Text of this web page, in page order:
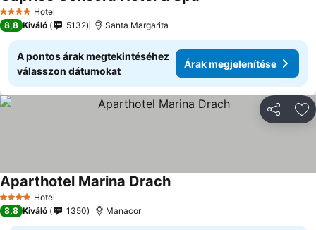
4 KategóriaHotel
8,8 Kiváló 5132 Santa Margarita
A pontos árak megtekintéséhez
válasszon dátumokat
Árak megjelenítése
4 KategóriaHotel
Aparthotel Marina Drach
8,8 Kiváló 1350 Manacor